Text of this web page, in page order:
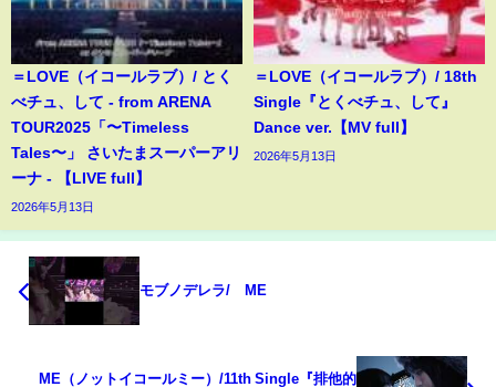
＝LOVE（イコールラブ）/ とく
べチュ、して - from ARENA
TOUR2025「〜Timeless
Tales〜」 さいたまスーパーアリ
ーナ - 【LIVE full】
2026年5月13日
＝LOVE（イコールラブ）/ 18th
Single『とくべチュ、して』
Dance ver.【MV full】
2026年5月13日
モブノデレラ/≠ME
≠ME（ノットイコールミー）/11th Single『排他的